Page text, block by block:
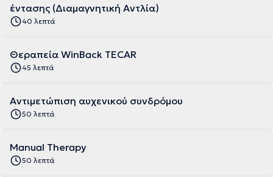
έντασης (Διαμαγνητική Αντλία)
40 λεπτά
Θεραπεία WinBack TECAR
45 λεπτά
Αντιμετώπιση αυχενικού συνδρόμου
50 λεπτά
Manual Therapy
50 λεπτά